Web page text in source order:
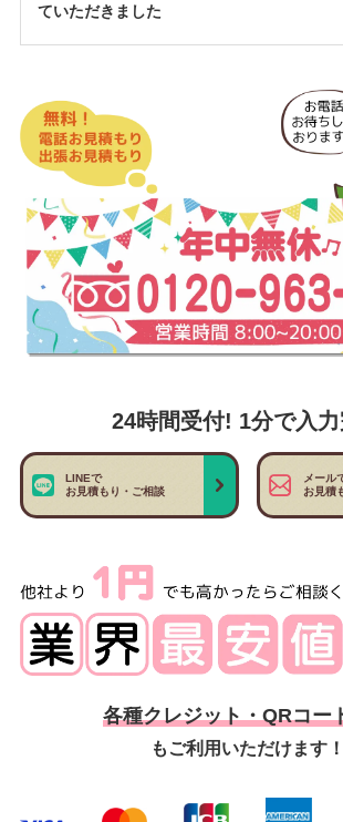
ていただきました
24時間受付! 1分で入力
LINEで
お見積もり・ご相談
メール
お見積
各種クレジット・QRコー
もご利用いただけます！